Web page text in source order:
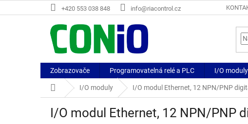
na
+420 553 038 848 info@riacontrol.cz
Zobrazovače Programovatelná relé a PLC I/O moduly
Domů I/O moduly I/O modul Ethernet, 12 NPN/PNP
I/O modul Ethernet, 12 NPN/PNP